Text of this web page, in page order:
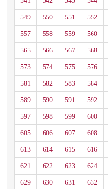
549 550 551 552
557 558 559 560
565 566 567 568
573 574 575 576
581 582 583 584
589 590 591 592
597 598 599 600
605 606 607 608
613 614 615 616
621 622 623 624
629 630 631 632